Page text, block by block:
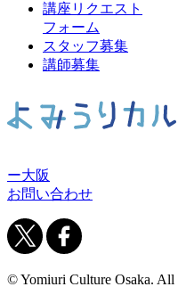
講座リクエスト
フォーム
スタッフ募集
講師募集
ー大阪
お問い合わせ
© Yomiuri Culture Osaka. All